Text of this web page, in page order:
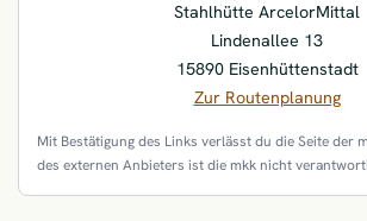
Stahlhütte ArcelorMittal
Lindenallee 13
15890 Eisenhüttenstadt
Zur Routenplanung
Mit Bestätigung des Links verlässt du die Seite der
des externen Anbieters ist die mkk nicht